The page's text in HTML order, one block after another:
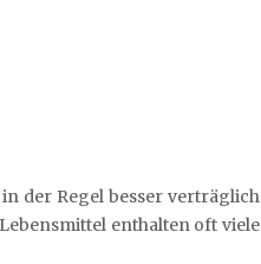
der Regel besser verträglich
enthalten oft viele